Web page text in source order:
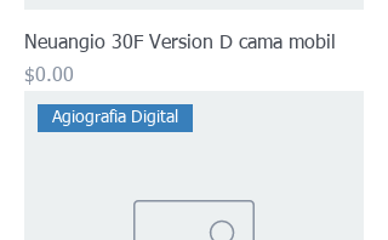
Neuangio 30F Version D cama mobil
Precio
$0.00
Agiografia Digital